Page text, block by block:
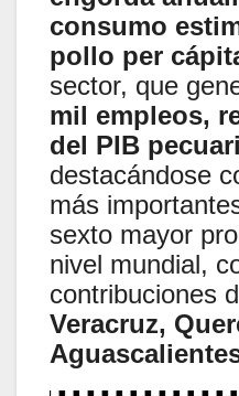
consumo
pollo per
sector, que
mil empleos,
del PIB
destacándose
más
sexto mayor
nivel mundial,
contribuciones
Veracruz,